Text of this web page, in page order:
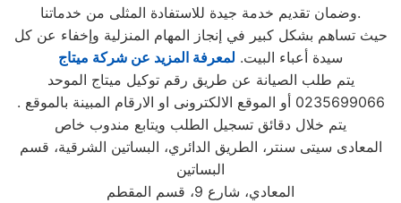
وضمان تقديم خدمة جيدة للاستفادة المثلى من خدماتنا.
حيث تساهم بشكل كبير في إنجاز المهام المنزلية وإخفاء عن كل
سيدة أعباء البيت. لمعرفة المزيد عن شركة ميتاج
يتم طلب الصيانة عن طريق رقم توكيل ميتاج الموحد
0235699066 أو الموقع الالكترونى او الارقام المبينة بالموقع .
يتم خلال دقائق تسجيل الطلب ويتابع مندوب خاص
المعادى سيتى سنتر، الطريق الدائري، البساتين الشرقية، قسم
البساتين
المعادي، شارع 9، قسم المقطم